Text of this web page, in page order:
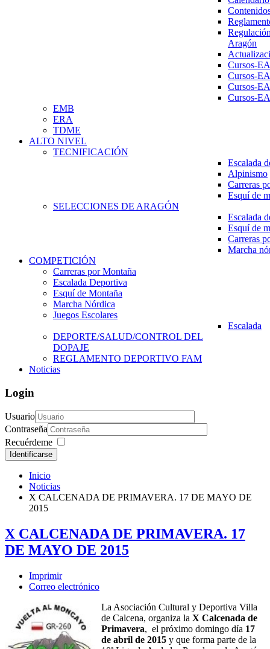
Aragón
Cursos-
Cursos-
Cursos-
Cursos-
EMB
ERA
TDME
ALTO NIVEL
TECNIFICACIÓN
Escalada
Alpinismo
Carreras
Esquí de
SELECCIONES DE ARAGÓN
Escalada
Esquí de
Carreras
Marcha
COMPETICIÓN
Carreras por Montaña
Escalada Deportiva
Esquí de Montaña
Marcha Nórdica
Juegos Escolares
Escalada
DEPORTE/SALUD/CONTROL DEL
DOPAJE
REGLAMENTO DEPORTIVO FAM
Noticias
Login
Usuario
Contraseña
Recuérdeme
Identificarse
Inicio
Noticias
X CALCENADA DE PRIMAVERA. 17 DE MAYO DE
2015
X CALCENADA DE PRIMAVERA. 17
DE MAYO DE 2015
Imprimir
Correo electrónico
La Asociación Cultural y Deportiva Villa
de Calcena, organiza la X Calcenada de
Primavera, el próximo domingo día 17
de abril de 2015 y que forma parte de la